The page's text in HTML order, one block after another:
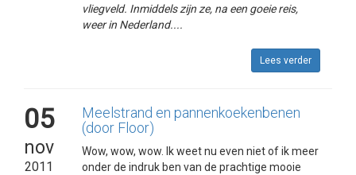
vliegveld. Inmiddels zijn ze, na een goeie reis,
weer in Nederland....
Lees verder
05
nov
2011
Meelstrand en pannenkoekenbenen
(door Floor)
Wow, wow, wow. Ik weet nu even niet of ik meer
onder de indruk ben van de prachtige mooie